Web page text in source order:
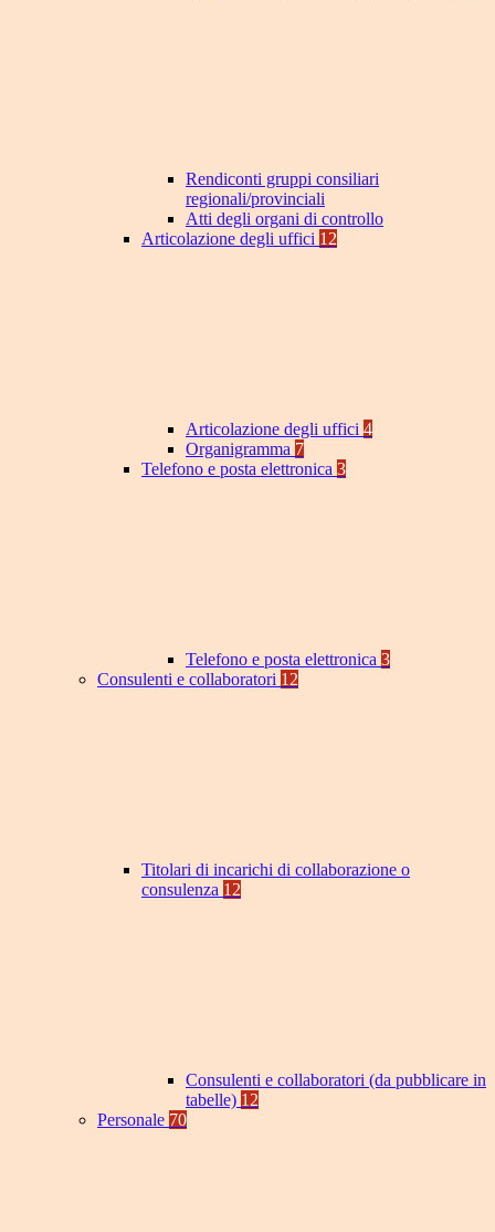
Rendiconti gruppi consiliari
regionali/provinciali
Atti degli organi di controllo
Articolazione degli uffici 12
Articolazione degli uffici 4
Organigramma 7
Telefono e posta elettronica 3
Telefono e posta elettronica 3
Consulenti e collaboratori 12
Titolari di incarichi di collaborazione o
consulenza 12
Consulenti e collaboratori (da pubblicare in
tabelle) 12
Personale 70